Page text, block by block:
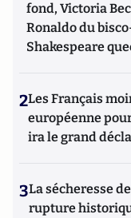
fond, Victoria
Ronaldo du
Shakespeare
2Les Français
européenne
ira le grand
3La sécheresse
rupture